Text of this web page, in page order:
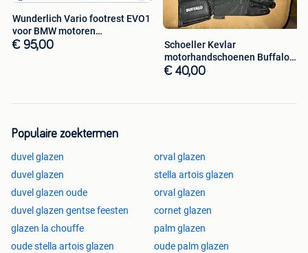
Wunderlich Vario footrest EVO1
voor BMW motoren
Nwpr:169,90€
€ 95,00
Schoeller Kevlar
motorhandschoenen Buffalo
Design NIEUW!
€ 40,00
Populaire zoektermen
duvel glazen
orval glazen
duvel glazen
stella artois glazen
duvel glazen oude
orval glazen
duvel glazen gentse feesten
cornet glazen
glazen la chouffe
palm glazen
oude stella artois glazen
oude palm glazen